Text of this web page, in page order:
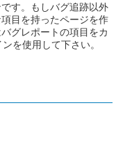
す。もしバグ追跡以外
目を持ったページを作
グレポートの項目をカ
を使用して下さい。